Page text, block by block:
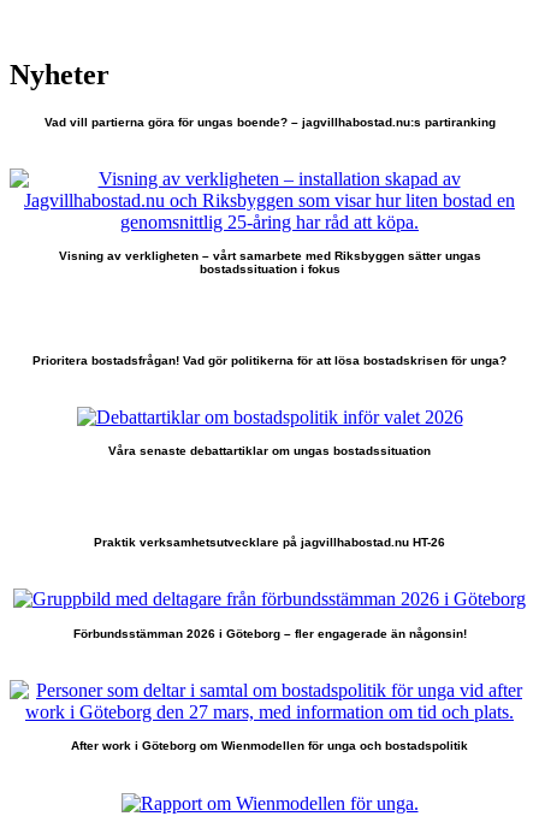
Nyheter
Vad vill partierna göra för ungas boende? – jagvillhabostad.nu:s partiranking
Visning av verkligheten – vårt samarbete med Riksbyggen sätter ungas
bostadssituation i fokus
Prioritera bostadsfrågan! Vad gör politikerna för att lösa bostadskrisen för unga?
Våra senaste debattartiklar om ungas bostadssituation
Praktik verksamhetsutvecklare på jagvillhabostad.nu HT-26
Förbundsstämman 2026 i Göteborg – fler engagerade än någonsin!
After work i Göteborg om Wienmodellen för unga och bostadspolitik